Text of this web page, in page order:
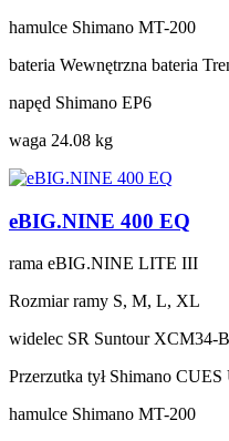
hamulce Shimano MT-200
bateria Wewnętrzna bateria
napęd Shimano EP6
waga 24.08 kg
eBIG.NINE 400 EQ
rama eBIG.NINE LITE III
Rozmiar ramy S, M, L, XL
widelec SR Suntour XCM34-
Przerzutka tył Shimano CUES
hamulce Shimano MT-200